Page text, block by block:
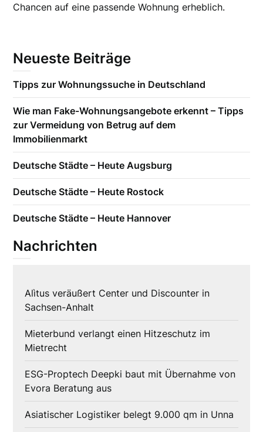
Chancen auf eine passende Wohnung erheblich.
Neueste Beiträge
Tipps zur Wohnungssuche in Deutschland
Wie man Fake-Wohnungsangebote erkennt – Tipps
zur Vermeidung von Betrug auf dem
Immobilienmarkt
Deutsche Städte – Heute Augsburg
Deutsche Städte – Heute Rostock
Deutsche Städte – Heute Hannover
Nachrichten
Alìtus veräußert Center und Discounter in
Sachsen-Anhalt
Mieterbund verlangt einen Hitzeschutz im
Mietrecht
ESG-Proptech Deepki baut mit Übernahme von
Evora Beratung aus
Asiatischer Logistiker belegt 9.000 qm in Unna